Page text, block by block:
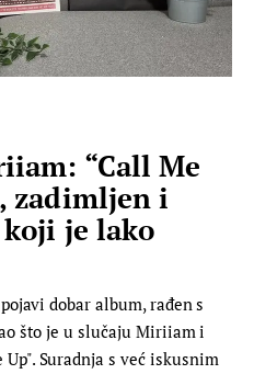
“Call Me
zadimljen i
koji je lako
dobar album, rađen s
što je u slučaju Miriiam i
Suradnja s već iskusnim